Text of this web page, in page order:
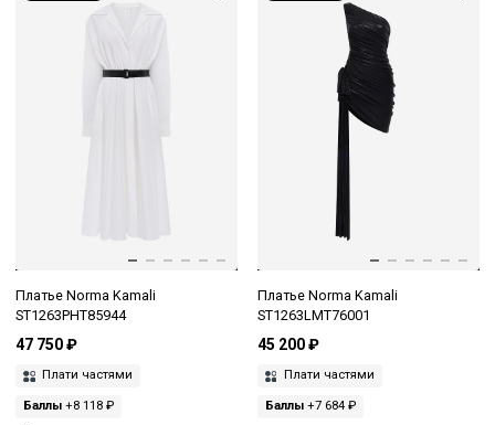
Платье Norma Kamali
ST1263PHT85944
47 750 ₽
Плати частями
Баллы +8 118 ₽
Платье Norma Kamali
ST1263LMT76001
45 200 ₽
Плати частями
Баллы+7 684 ₽